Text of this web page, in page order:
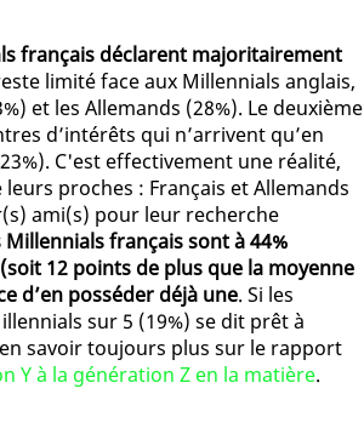
français déclarent majoritairement
limité face aux Millennials anglais,
et les Allemands (28%). Le deuxième
d’intérêts qui n’arrivent qu’en
C'est effectivement une réalité,
proches : Français et Allemands
ami(s) pour leur recherche
Millennials français sont à 44%
12 points de plus que la moyenne
d’en posséder déjà une. Si les
sur 5 (19%) se dit prêt à
savoir toujours plus sur le rapport
Y à la génération Z en la matière.